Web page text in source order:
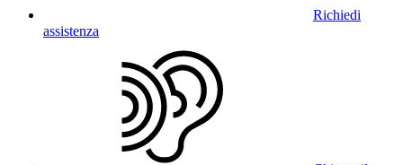
Richiedi
assistenza